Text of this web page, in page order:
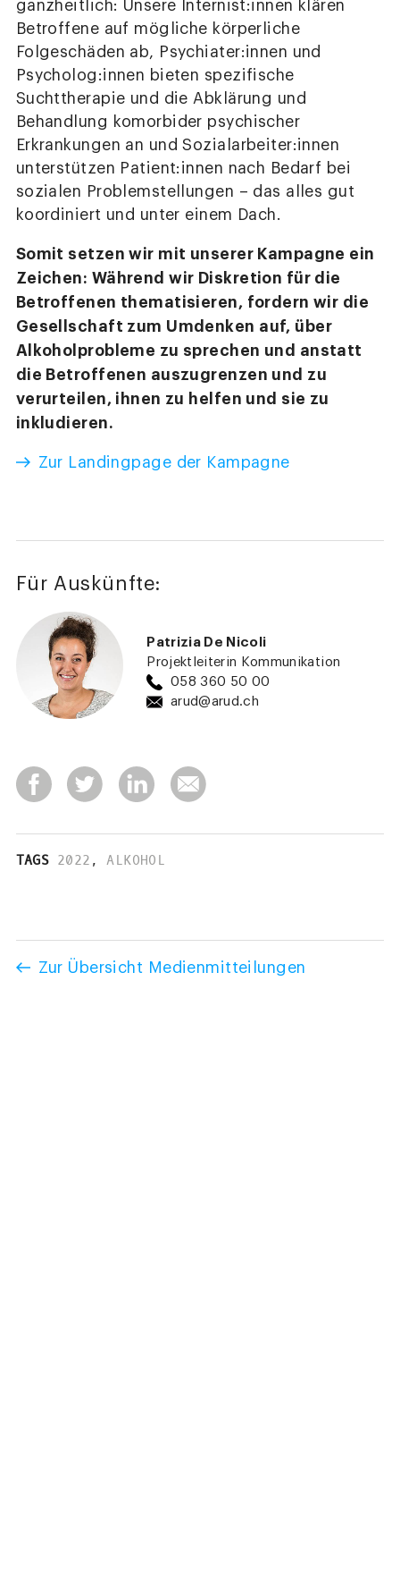
ganzheitlich: Unsere Internist:innen klären
Betroffene auf mögliche körperliche
Folgeschäden ab, Psychiater:innen und
Psycholog:innen bieten spezifische
Suchttherapie und die Abklärung und
Behandlung komorbider psychischer
Erkrankungen an und Sozialarbeiter:innen
unterstützen Patient:innen nach Bedarf bei
sozialen Problemstellungen – das alles gut
koordiniert und unter einem Dach.
Somit setzen wir mit unserer Kampagne ein
Zeichen: Während wir Diskretion für die
Betroffenen thematisieren, fordern wir die
Gesellschaft zum Umdenken auf, über
Alkoholprobleme zu sprechen und anstatt
die Betroffenen auszugrenzen und zu
verurteilen, ihnen zu helfen und sie zu
inkludieren.
Zur Landingpage der Kampagne
Für Auskünfte:
Patrizia De Nicoli
Projektleiterin Kommunikation
058 360 50 00
arud@arud.ch
TAGS 2022 , ALKOHOL
Zur Übersicht Medienmitteilungen